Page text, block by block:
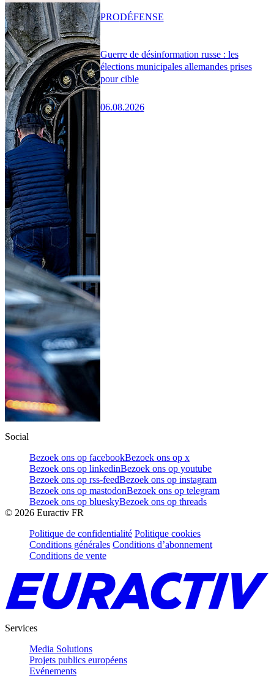
Guerre de désinformation russe : les
élections municipales allemandes prises
pour cible
06.08.2026
PRODÉFENSE
Social
Bezoek ons op facebookBezoek ons op x
Bezoek ons op linkedinBezoek ons op youtube
Bezoek ons op rss-feedBezoek ons op instagram
Bezoek ons op mastodonBezoek ons op telegram
Bezoek ons op blueskyBezoek ons op threads
© 2026 Euractiv FR
Politique de confidentialité Politique cookies
Conditions générales Conditions d’abonnement
Conditions de vente
Services
Media Solutions
Projets publics européens
Evénements